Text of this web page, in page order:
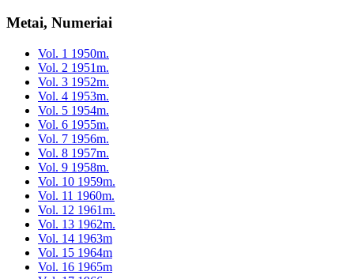
Metai, Numeriai
Vol. 1 1950m.
Vol. 2 1951m.
Vol. 3 1952m.
Vol. 4 1953m.
Vol. 5 1954m.
Vol. 6 1955m.
Vol. 7 1956m.
Vol. 8 1957m.
Vol. 9 1958m.
Vol. 10 1959m.
Vol. 11 1960m.
Vol. 12 1961m.
Vol. 13 1962m.
Vol. 14 1963m
Vol. 15 1964m
Vol. 16 1965m